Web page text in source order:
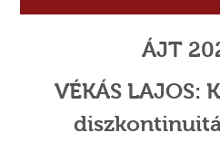
ÁJT
VÉKÁS LAJOS: